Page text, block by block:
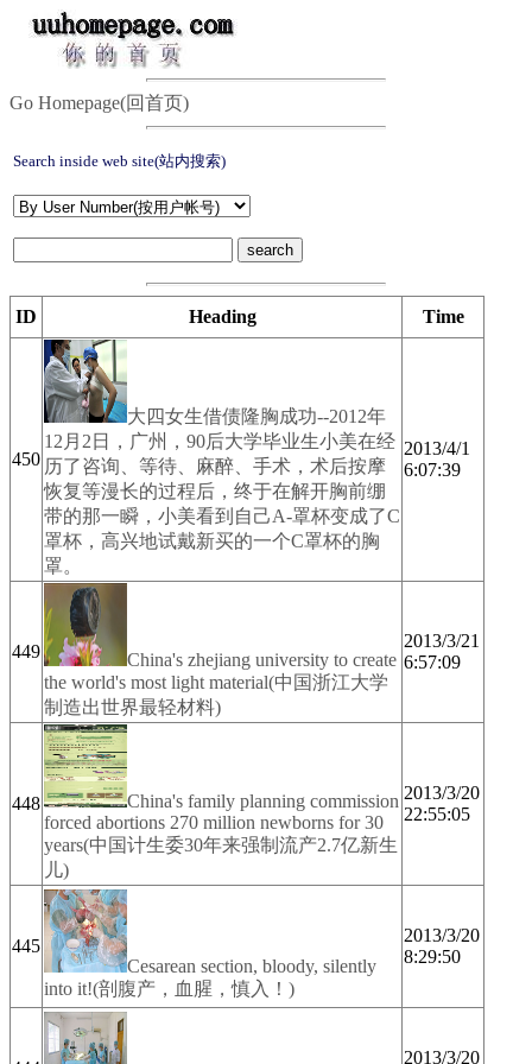
Go Homepage(回首页)
Search inside web site(站内搜索)
ID Heading Time
450
大四女生借债隆胸成功--2012年
12月2日，广州，90后大学毕业生小美在经
历了咨询、等待、麻醉、手术，术后按摩
恢复等漫长的过程后，终于在解开胸前绷
带的那一瞬，小美看到自己A-罩杯变成了C
罩杯，高兴地试戴新买的一个C罩杯的胸
罩。
2013/4/1
6:07:39
449
China's zhejiang university to create
the world's most light material(中国浙江大学
制造出世界最轻材料)
2013/3/21
6:57:09
448
China's family planning commission
forced abortions 270 million newborns for 30
years(中国计生委30年来强制流产2.7亿新生
儿)
2013/3/20
22:55:05
445
Cesarean section, bloody, silently
into it!(剖腹产，血腥，慎入！)
2013/3/20
8:29:50
2013/3/20